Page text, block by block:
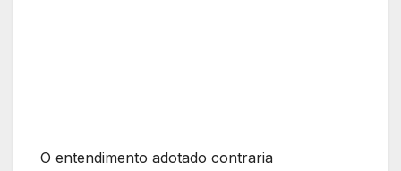
O entendimento adotado contraria